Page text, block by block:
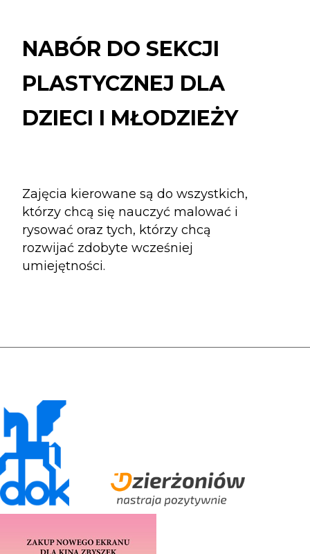
SEKCJI
PLASTYCZNEJ
DLA
DZIECI
I
MŁODZIEŻY
NABÓR DO SEKCJI
PLASTYCZNEJ DLA
DZIECI I MŁODZIEŻY
Zajęcia kierowane są do wszystkich,
którzy chcą się nauczyć malować i
rysować oraz tych, którzy chcą
rozwijać zdobyte wcześniej
umiejętności.